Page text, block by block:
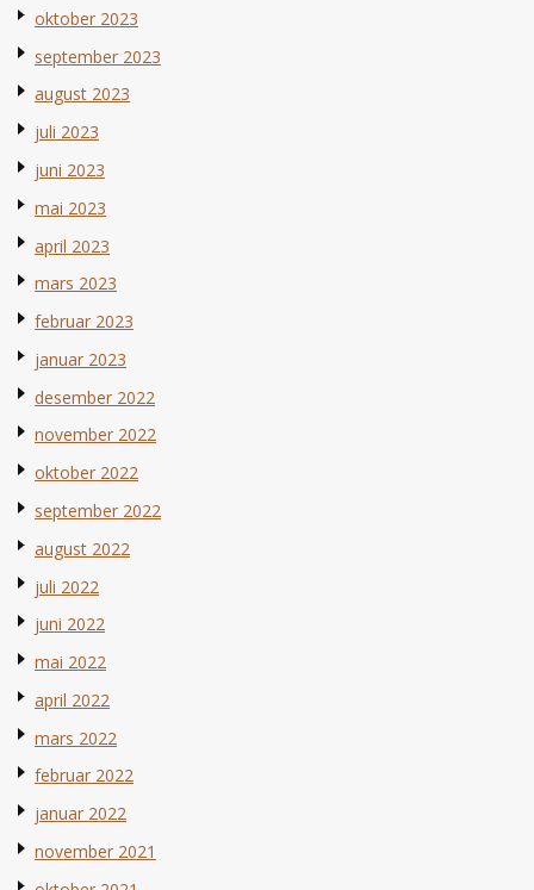
oktober 2023
september 2023
august 2023
juli 2023
juni 2023
mai 2023
april 2023
mars 2023
februar 2023
januar 2023
desember 2022
november 2022
oktober 2022
september 2022
august 2022
juli 2022
juni 2022
mai 2022
april 2022
mars 2022
februar 2022
januar 2022
november 2021